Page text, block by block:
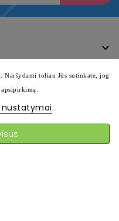


Naršydami toliau Jūs sutinkate, jog
nustatymai